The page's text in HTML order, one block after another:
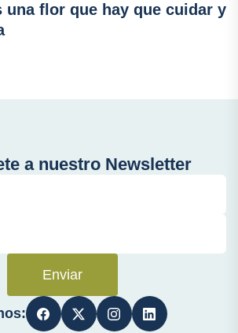
una flor que hay que cuidar y
a nuestro Newsletter
Enviar